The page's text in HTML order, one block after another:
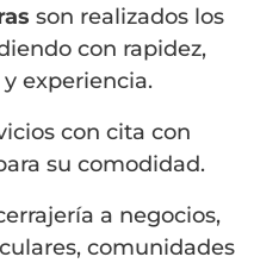
son realizados los
con rapidez,
experiencia.
con cita con
su comodidad.
a negocios,
comunidades